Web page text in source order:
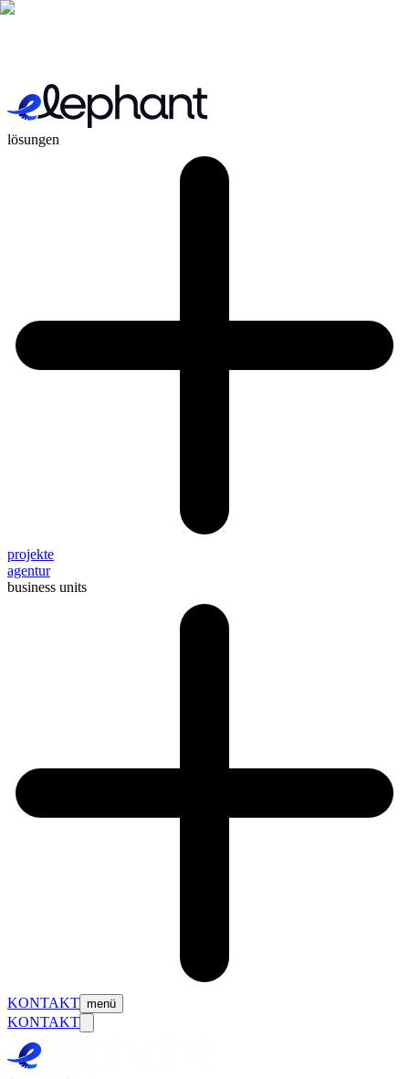
lösungen
projekte
agentur
business units
KONTAKT menü
KONTAKT